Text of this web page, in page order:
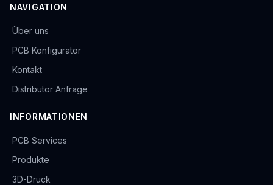
NAVIGATION
Über uns
PCB Konfigurator
Kontakt
Distributor Anfrage
INFORMATIONEN
PCB Services
Produkte
3D-Druck